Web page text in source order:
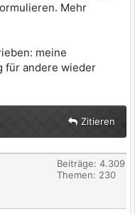
Mehr
meine
für andere wieder
Zitieren
Beiträge: 4.309
Themen: 230